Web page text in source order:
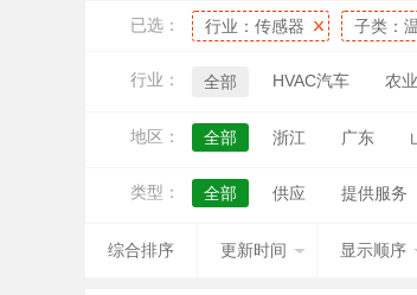
已选： 行业： 传感器 子类：
行业： 全部 HVAC汽车 农
地区： 全部 浙江 广东
江西
类型： 全部 供应 提供服务
综合排序 更新时间 显示顺序